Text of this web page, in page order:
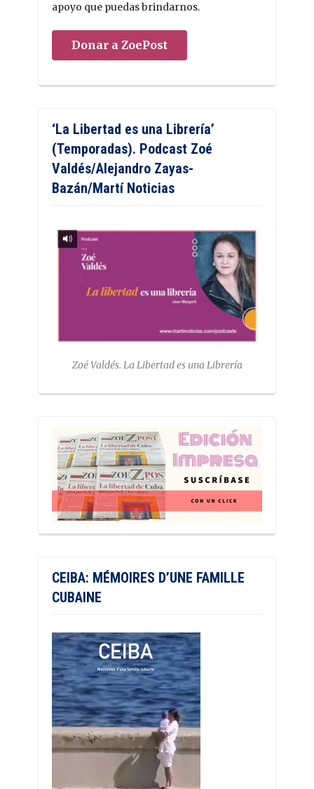
apoyo que puedas brindarnos.
Donar a ZoePost
‘La Libertad es una Librería’
(Temporadas). Podcast Zoé
Valdés/Alejandro Zayas-
Bazán/Martí Noticias
Zoé Valdés. La Libertad es una Librería
CEIBA: MÉMOIRES D’UNE FAMILLE
CUBAINE